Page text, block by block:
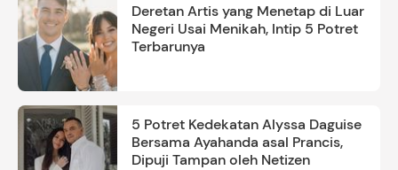
Deretan Artis yang Menetap di Luar
Negeri Usai Menikah, Intip 5 Potret
Terbarunya
5 Potret Kedekatan Alyssa Daguise
Bersama Ayahanda asal Prancis,
Dipuji Tampan oleh Netizen